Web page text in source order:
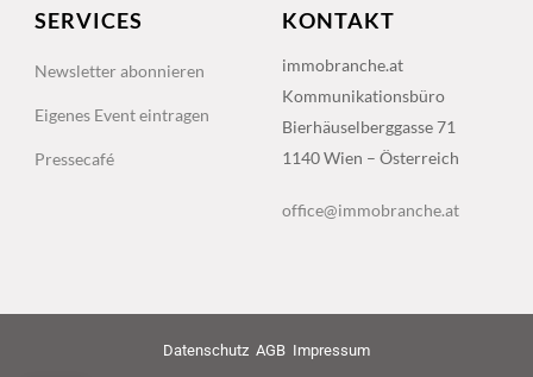
SERVICES
Newsletter abonnieren
Eigenes Event eintragen
Pressecafé
KONTAKT
immobranche.at
Kommunikationsbüro
Bierhäuselberggasse 71
1140 Wien – Österreich
office@immobranche.at
Datenschutz AGB Impressum